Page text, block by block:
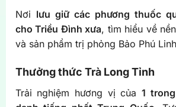
Nơi lưu giữ các phương thuốc
cho Triều Đình xưa, tìm hiểu về
và sản phẩm trị phỏng Bảo Phú
Thưởng thức Trà Long Tỉnh
Trải nghiệm hương vị của 1